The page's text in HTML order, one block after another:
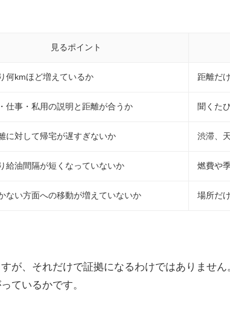
見るポイント
何kmほど増えているか 距離だ
仕事・私用の説明と距離が合うか 聞くた
に対して帰宅が遅すぎないか 渋滞、
給油間隔が短くなっていないか 燃費や
ない方面への移動が増えていないか 場所だ
が、それだけで証拠になるわけではありませ
ているかです。